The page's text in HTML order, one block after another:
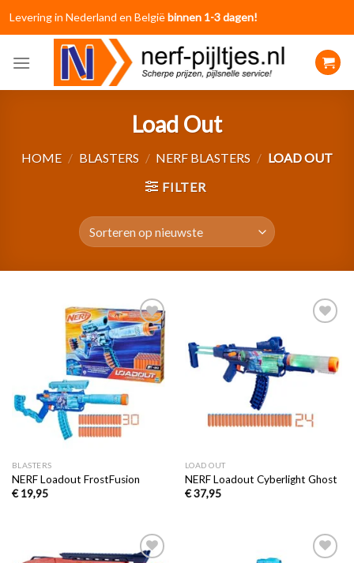
Levering in Nederland en Belgiëbinnen 1-3 dagen!
Load Out
HOME / BLASTERS / NERF BLASTERS / LOAD OUT
FILTER
Toevoegen
aan
verlanglijst
BLASTERS
NERF Loadout FrostFusion
€19,95
verlanglijst
LOAD OUT
NERF Loadout Cyberlight Ghost
€37,95